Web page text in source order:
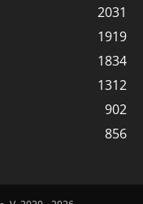
2031
1919
1834
1312
902
856